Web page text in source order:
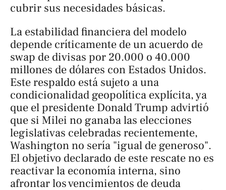
cubrir sus necesidades básicas.
La estabilidad financiera del modelo
depende críticamente de un acuerdo de
swap de divisas por 20.000 o 40.000
millones de dólares con Estados Unidos.
Este respaldo está sujeto a una
condicionalidad geopolítica explícita, ya
que el presidente Donald Trump advirtió
que si Milei no ganaba las elecciones
legislativas celebradas recientemente,
Washington no sería "igual de generoso".
El objetivo declarado de este rescate no es
reactivar la economía interna, sino
afrontar los vencimientos de deuda